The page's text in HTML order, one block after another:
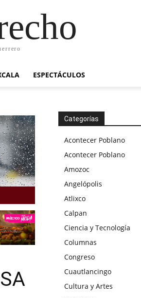
ESPECTÁCULOS
Categorías
Acontecer Poblano
Acontecer Poblano
Amozoc
Angelópolis
Atlixco
Calpan
Ciencia y Tecnología
Columnas
Congreso
Cuautlancingo
Cultura y Artes